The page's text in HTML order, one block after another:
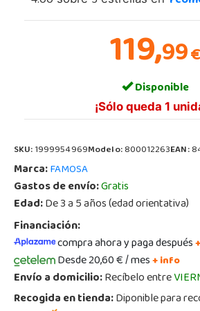
119,99€
Disponible
¡Sólo queda 1
SKU:1999954969Modelo:800012263EAN:
Marca:FAMOSA
Gastos de envío:Gratis
Edad:De 3 a 5 años (edad orientativa)
Financiación:
compra ahora y paga después
Desde 20,60 € / mes+ info
Envío a domicilio:Recíbelo entre
Recogida en tienda:Diponible para